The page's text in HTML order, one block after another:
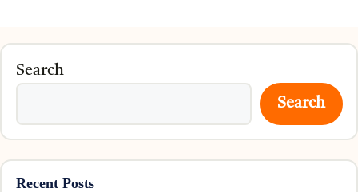
Search
Search
Recent Posts